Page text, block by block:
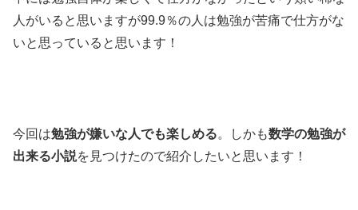
人がいると思いますが99.9％の人は勉強が苦痛で仕方がな
いと思っていると思います！
今回は勉強が嫌いな人でも楽しめる。しかも数学の勉強が
出来る小説を見つけたので紹介したいと思います！